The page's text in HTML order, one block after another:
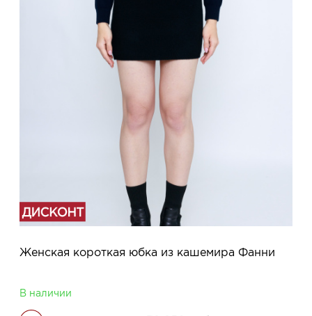
Женская короткая юбка из кашемира Фанни
В наличии